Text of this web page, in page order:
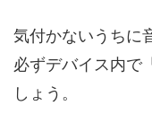
気付かないうちに
必ずデバイス内で
しょう。